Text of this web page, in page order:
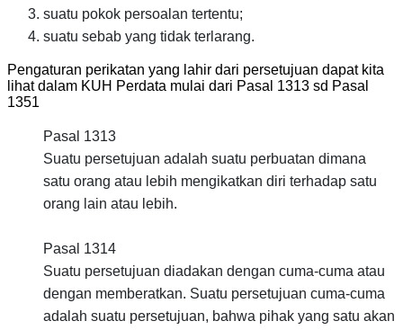
suatu pokok persoalan tertentu;
suatu sebab yang tidak terlarang.
Pengaturan perikatan yang lahir dari persetujuan dapat kita
lihat dalam KUH Perdata mulai dari Pasal 1313 sd Pasal
1351
Pasal 1313
Suatu persetujuan adalah suatu perbuatan dimana
satu orang atau lebih mengikatkan diri terhadap satu
orang lain atau lebih.
Pasal 1314
Suatu persetujuan diadakan dengan cuma-cuma atau
dengan memberatkan. Suatu persetujuan cuma-cuma
adalah suatu persetujuan, bahwa pihak yang satu akan